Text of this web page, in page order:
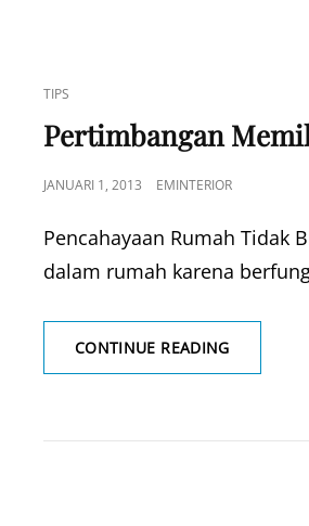
CAT
LINKS
TIPS
Pertimbangan
POSTED
JANUARI 1, 2013 EMINTERIOR
Pencahayaan Rumah Tidak
dalam rumah karena
CONTINUE READING
MEMILIH
RUMAH